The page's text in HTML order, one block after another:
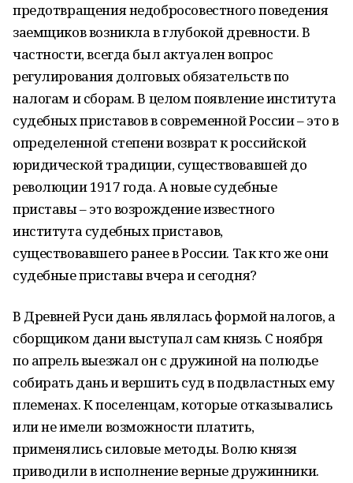
предотвращения недобросовестного поведения
заемщиков возникла в глубокой древности. В
частности, всегда был актуален вопрос
регулирования долговых обязательств по
налогам и сборам. В целом появление института
судебных приставов в современной России – это в
определенной степени возврат к российской
юридической традиции, существовавшей до
революции 1917 года. А новые судебные
приставы – это возрождение известного
института судебных приставов,
существовавшего ранее в России. Так кто же они
судебные приставы вчера и сегодня?
В Древней Руси дань являлась формой налогов, а
сборщиком дани выступал сам князь. С ноября
по апрель выезжал он с дружиной на полюдье
собирать дань и вершить суд в подвластных ему
племенах. К поселенцам, которые отказывались
или не имели возможности платить,
применялись силовые методы. Волю князя
приводили в исполнение верные дружинники.